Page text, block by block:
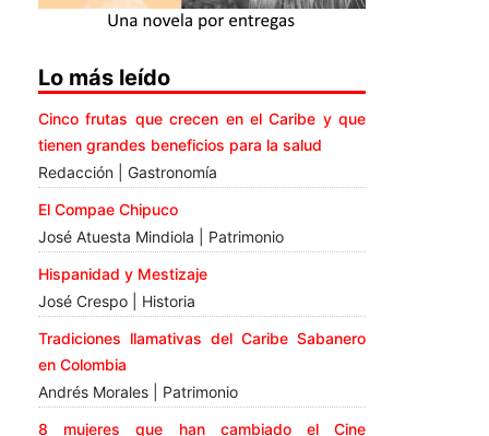
Lo más leído
Cinco frutas que crecen en el Caribe y que
tienen grandes beneficios para la salud
Redacción | Gastronomía
El Compae Chipuco
José Atuesta Mindiola | Patrimonio
Hispanidad y Mestizaje
José Crespo | Historia
Tradiciones llamativas del Caribe Sabanero
en Colombia
Andrés Morales | Patrimonio
8 mujeres que han cambiado el Cine